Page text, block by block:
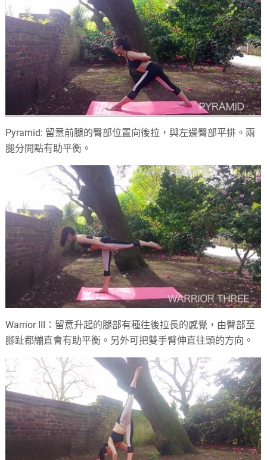
Pyramid: 留意前腿的臀部位置向後拉，與左邊臀部平排。兩
腿分開點有助平衡。
Warrior III：留意升起的腿部有種往後拉長的感覺，由臀部至
腳趾都繃直會有助平衡。另外可把雙手臂伸直往頭的方向。